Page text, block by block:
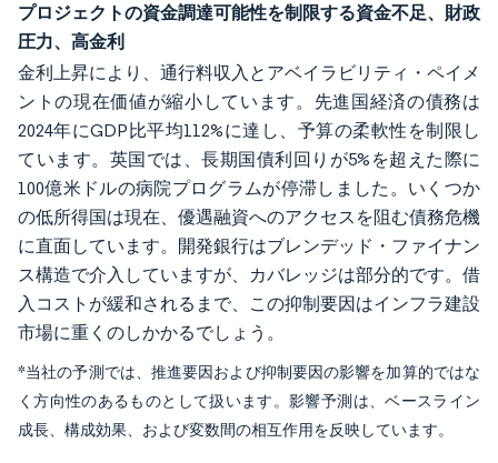
プロジェクトの資金調達可能性を制限する資金不足、財政
圧力、高金利
金利上昇により、通行料収入とアベイラビリティ・ペイメ
ントの現在価値が縮小しています。先進国経済の債務は
2024年にGDP比平均112%に達し、予算の柔軟性を制限し
ています。英国では、長期国債利回りが5%を超えた際に
100億米ドルの病院プログラムが停滞しました。いくつか
の低所得国は現在、優遇融資へのアクセスを阻む債務危機
に直面しています。開発銀行はブレンデッド・ファイナン
ス構造で介入していますが、カバレッジは部分的です。借
入コストが緩和されるまで、この抑制要因はインフラ建設
市場に重くのしかかるでしょう。
*当社の予測では、推進要因および抑制要因の影響を加算的ではな
く方向性のあるものとして扱います。影響予測は、ベースライン
成長、構成効果、および変数間の相互作用を反映しています。